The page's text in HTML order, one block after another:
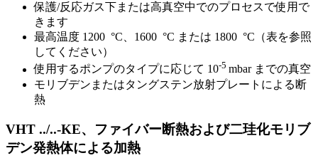
保護/反応ガス下または高真空中でのプロセスで使用で
きます
最高温度 1200 °C、1600 °C または 1800 °C（表を参照
してください）
使用するポンプのタイプに応じて 10-5 mbar までの真空
モリブデンまたはタングステン放射プレートによる断
熱
VHT ../..-KE、ファイバー断熱および二珪化モリブ
デン発熱体による加熱